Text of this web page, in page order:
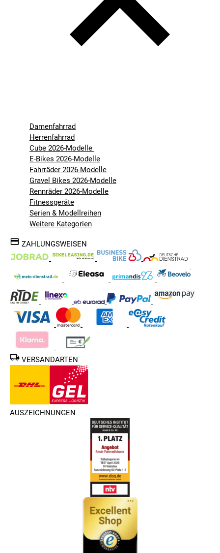
Damenfahrrad
Herrenfahrrad
Cube 2026-Modelle
E-Bikes 2026-Modelle
Fahrräder 2026-Modelle
Gravel Bikes 2026-Modelle
Rennräder 2026-Modelle
Fitnessgeräte
Serien & Modellreihen
Weitere Kategorien
ZAHLUNGSWEISEN
VERSANDARTEN
AUSZEICHNUNGEN